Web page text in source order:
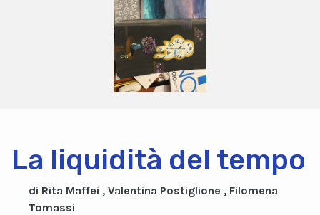
La liquidità del tempo
di Rita Maffei , Valentina Postiglione , Filomena
Tomassi